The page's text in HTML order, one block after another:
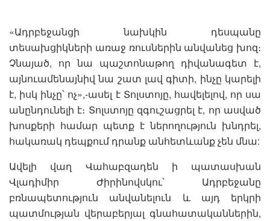
«Ադրբեջանցի նախկին դեսպանը
տեսախցիկների առաջ ռուսներին անվանեց խոզ։
Չնայած, որ նա պաշտոնաթող դիվանագետ է,
այնուամենայնիվ նա շատ լավ գիտի, ինչը կարելի
է, իսկ ինչը՝ ոչ»,-ասել է Տոլստոյը, հավելելով, որ սա
անընդունելի է։ Տոլստոյը զգուշացրել է, որ ասված
խոսքերի համար պետք է ներողություն խնդրել,
հակառակ դեպքում դրանք անհետևանք չեն մնա:
Ավելի վաղ Վահաբզադեն ի պատասխան
Վլադիմիր Ժիրինովսկու՝ Ադրբեջանը
բռնապետություն անվանելուն և այդ երկրի
պատմության վերաբերյալ գնահատականներին,